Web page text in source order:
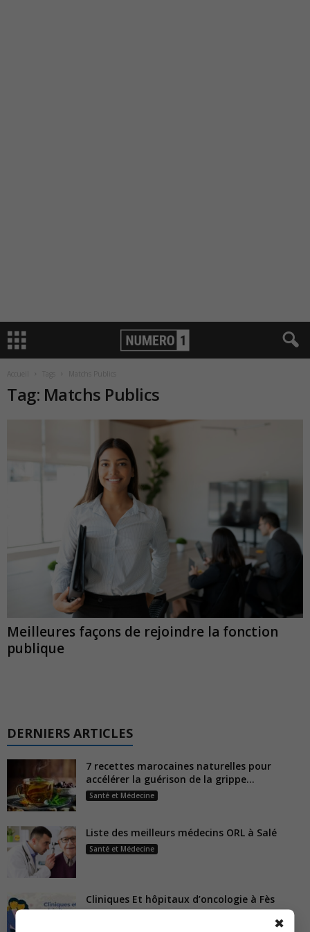
✖
Tags
Tag: Matchs Publics
Meilleures façons de rejoindre la fonction
publique
DERNIERS ARTICLES
7 recettes marocaines naturelles pour
accélérer la guérison de la grippe...
Santé et Médecine
Liste des meilleurs médecins ORL à Salé
Santé et Médecine
Cliniques Et hôpitaux d’oncologie à Fès